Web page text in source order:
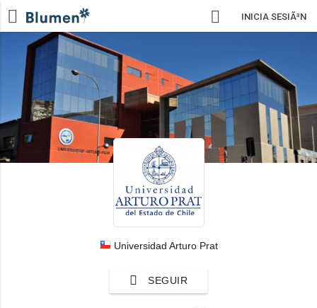
INICIA SESIÃ³N
Universidad Arturo Prat
SEGUIR